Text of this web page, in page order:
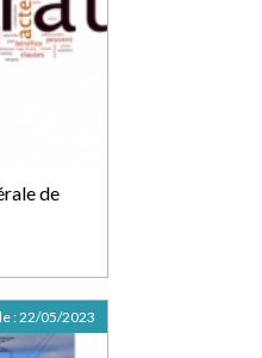
de
:22/05/2023